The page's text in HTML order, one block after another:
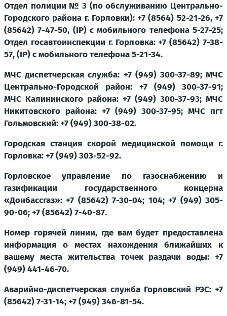
Отдел полиции № 3 (по обслуживанию Центрально-
Городского района г. Горловки): +7 (8564) 52-21-26, +7
(85642) 7-47-50, (IP) с мобильного телефона 5-27-25;
Отдел госавтоинспекции г. Горловка: +7 (85642) 7-38-
57, (IP) с мобильного телефона 5-21-34.
МЧС диспетчерская служба: +7 (949) 300-37-89; МЧС
Центрально-Городской район: +7 (949) 300-37-91;
МЧС Калининского района: +7 (949) 300-37-93; МЧС
Никитовского района: +7 (949) 300-37-95; МЧС пгт
Гольмовский: +7 (949) 300-38-02.
Городская станция скорой медицинской помощи г.
Горловка: +7 (949) 303-52-92.
Горловское управление по газоснабжению и
газификации государственного концерна
«Донбассгаз»: +7 (85642) 7-30-04; 104; +7 (949) 305-
90-06; +7 (85642) 7-40-87.
Номер горячей линии, где вам будет предоставлена
информация о местах нахождения ближайших к
вашему места жительства точек раздачи воды: +7
(949) 441-46-70.
Аварийно-диспетчерская служба Горловский РЭС: +7
(85642) 7-31-14; +7 (949) 346-81-54.